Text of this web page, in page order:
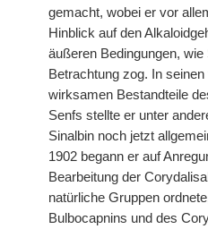
gemacht, wobei er vor
Hinblick auf den
äußeren Bedingungen,
Betrachtung zog. In
wirksamen Bestandteile
Senfs stellte er unter
Sinalbin noch jetzt
1902 begann er auf
Bearbeitung der
natürliche Gruppen
Bulbocapnins und des